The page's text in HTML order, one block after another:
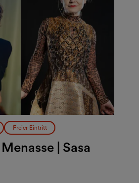
Freier Eintritt
| Sasa